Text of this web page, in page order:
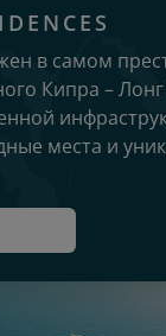
в самом
Кипра – Лонг
места и